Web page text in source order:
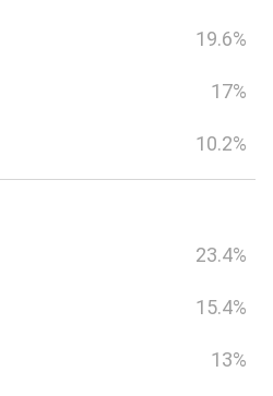
19.6%
17%
10.2%
23.4%
15.4%
13%